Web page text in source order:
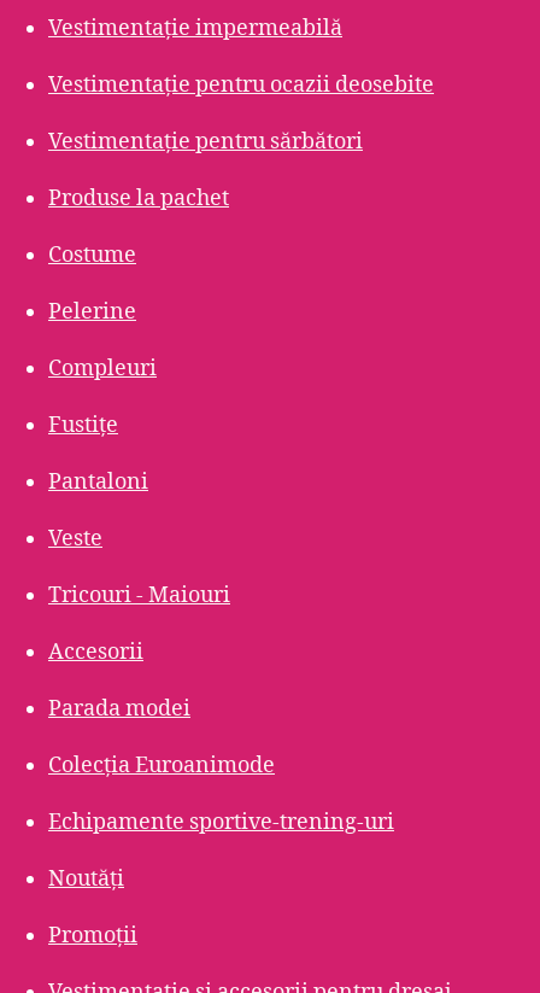
Vestimentație impermeabilă
Vestimentație pentru ocazii deosebite
Vestimentație pentru sărbători
Produse la pachet
Costume
Pelerine
Compleuri
Fustițe
Pantaloni
Veste
Tricouri - Maiouri
Accesorii
Parada modei
Colecția Euroanimode
Echipamente sportive-trening-uri
Noutăți
Promoții